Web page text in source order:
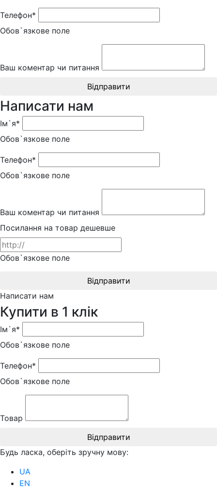
Телефон*
Обов`язкове поле
Ваш коментар чи питання
Відправити
Написати нам
Ім`я*
Обов`язкове поле
Телефон*
Обов`язкове поле
Ваш коментар чи питання
Посилання на товар дешевше
Обов`язкове поле
Відправити
Написати нам
Купити в 1 клік
Ім`я*
Обов`язкове поле
Телефон*
Обов`язкове поле
Товар
Відправити
Будь ласка, оберіть зручну мову:
UA
EN